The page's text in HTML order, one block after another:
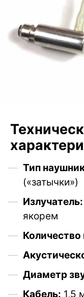
Тип
(«затычки»)
Излучатель:
якорем
Количество
Диаметр
Кабель: 1,5